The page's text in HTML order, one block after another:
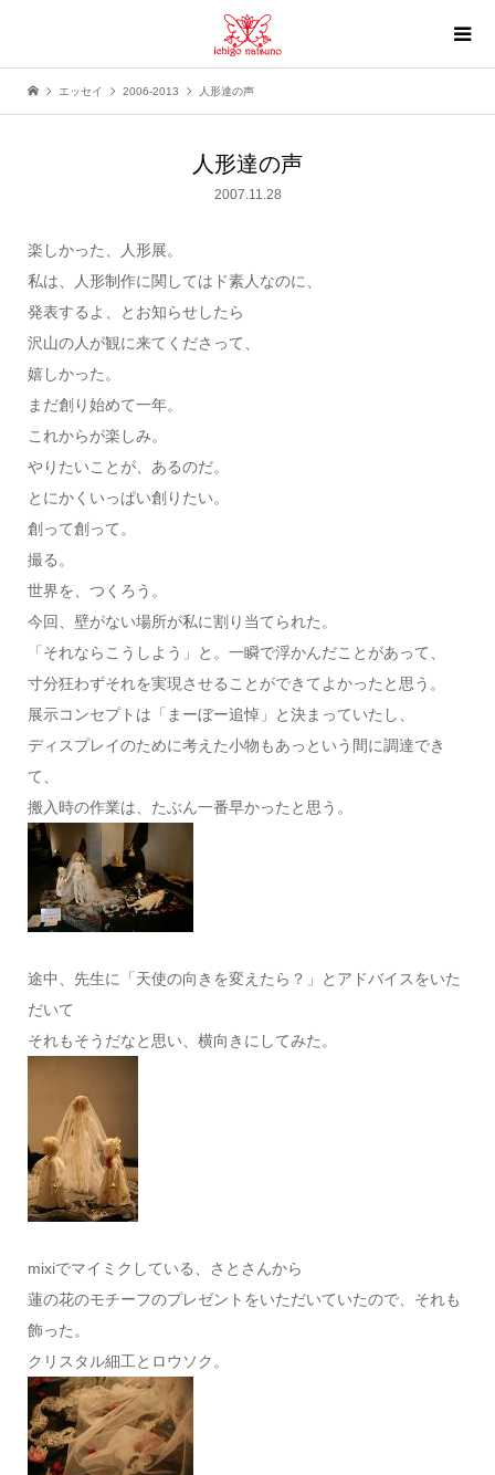
エッセイ 2006-2013 人形達の声
人形達の声
2007.11.28
楽しかった、人形展。
私は、人形制作に関してはド素人なのに、
発表するよ、とお知らせしたら
沢山の人が観に来てくださって、
嬉しかった。
まだ創り始めて一年。
これからが楽しみ。
やりたいことが、あるのだ。
とにかくいっぱい創りたい。
創って創って。
撮る。
世界を、つくろう。
今回、壁がない場所が私に割り当てられた。
「それならこうしよう」と。一瞬で浮かんだことがあって、
寸分狂わずそれを実現させることができてよかったと思う。
展示コンセプトは「まーぼー追悼」と決まっていたし、
ディスプレイのために考えた小物もあっという間に調達でき
て、
搬入時の作業は、たぶん一番早かったと思う。
途中、先生に「天使の向きを変えたら？」とアドバイスをいた
だいて
それもそうだなと思い、横向きにしてみた。
mixiでマイミクしている、さとさんから
蓮の花のモチーフのプレゼントをいただいていたので、それも
飾った。
クリスタル細工とロウソク。